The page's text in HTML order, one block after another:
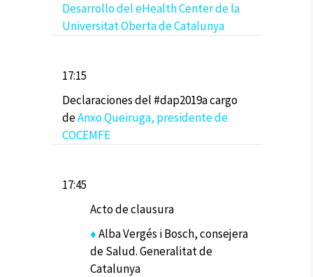
Desarrollo del eHealth Center de la
Universitat Oberta de Catalunya
17:15
Declaraciones del #dap2019a cargo
deAnxo Queiruga, presidente de
COCEMFE
17:45
Acto de clausura
♦Alba Vergés i Bosch, consejera
de Salud. Generalitat de
Catalunya